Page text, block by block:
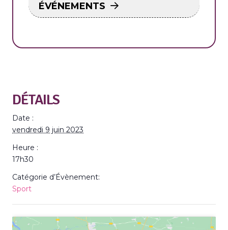
ÉVÉNEMENTS
DÉTAILS
Date :
vendredi 9 juin 2023
Heure :
17h30
Catégorie d’Évènement:
Sport